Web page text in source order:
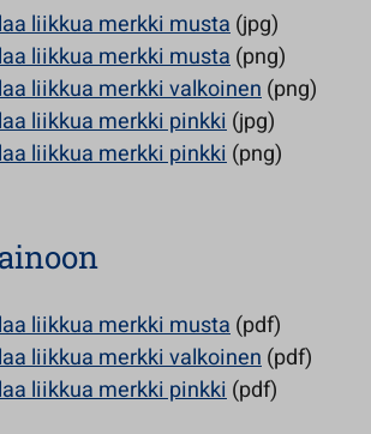
liikkua merkki musta(jpg)
liikkua merkki musta(png)
liikkua merkki valkoinen(png)
liikkua merkki pinkki(jpg)
liikkua merkki pinkki(png)
liikkua merkki musta(pdf)
liikkua merkki valkoinen(pdf)
liikkua merkki pinkki(pdf)